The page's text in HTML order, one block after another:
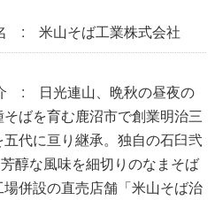
: 米山そば工業株式会社
: 日光連山、晩秋の昼夜の
ばを育む鹿沼市で創業明治三
代に亘り継承。独自の石臼弐
醇な風味を細切りのなまそば
併設の直売店舗「米山そば治